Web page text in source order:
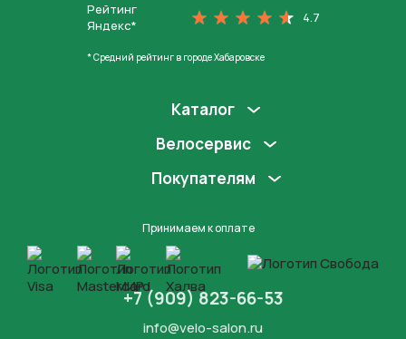
Рейтинг
Яндекс*
4.7
* Средний рейтинг в городе Хабаровске
Каталог
Велосервис
Покупателям
Принимаем к оплате
+7 (909) 823-66-53
info@velo-salon.ru